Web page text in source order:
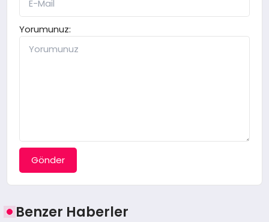
Yorumunuz:
Gönder
Benzer Haberler